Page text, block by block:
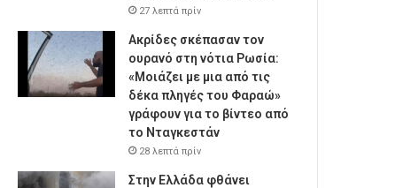
27 λεπτά πρίν
Ακρίδες σκέπασαν τον
ουρανό στη νότια Ρωσία:
«Μοιάζει με μια από τις
δέκα πληγές του Φαραώ»
γράφουν για το βίντεο από
το Νταγκεστάν
28 λεπτά πρίν
Στην Ελλάδα φθάνει